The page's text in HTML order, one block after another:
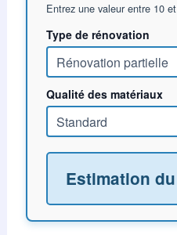
u
e
z
s
Entrez une valeur entre 10
Type de rénovation
Qualité des matériaux
Estimation